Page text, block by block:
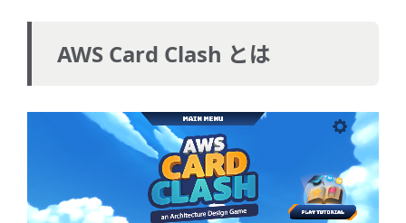
AWS Card Clash とは